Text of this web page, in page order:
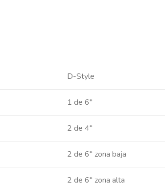
D-Style
1 de 6″
2 de 4″
2 de 6″ zona baja
2 de 6″ zona alta